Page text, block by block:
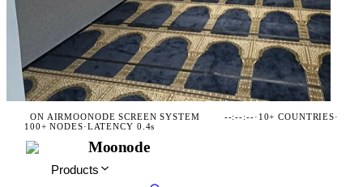
ON AIRMOONODE SCREEN SYSTEM --:--:--· 10+ COUNTRIES·
100+ NODES·LATENCY 0.4s
Moonode
Products